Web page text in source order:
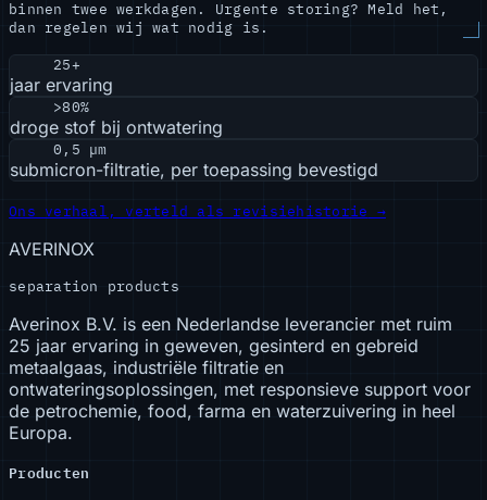
binnen twee werkdagen. Urgente storing? Meld het,
dan regelen wij wat nodig is.
25+
jaar ervaring
>80%
droge stof bij ontwatering
0,5 µm
submicron-filtratie, per toepassing bevestigd
Ons verhaal, verteld als revisiehistorie →
AVERINOX
separation products
Averinox B.V. is een Nederlandse leverancier met ruim
25 jaar ervaring in geweven, gesinterd en gebreid
metaalgaas, industriële filtratie en
ontwateringsoplossingen, met responsieve support voor
de petrochemie, food, farma en waterzuivering in heel
Europa.
Producten